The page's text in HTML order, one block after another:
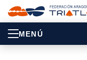
MENÚ